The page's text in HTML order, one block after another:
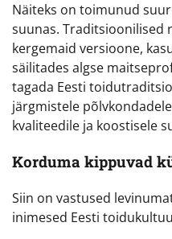
Näiteks on toimunud
suunas. Traditsioonilised
kergemaid versioone,
säilitades algse
tagada Eesti
järgmistele
kvaliteedile ja koostisele
Korduma kippuvad
Siin on vastused
inimesed Eesti